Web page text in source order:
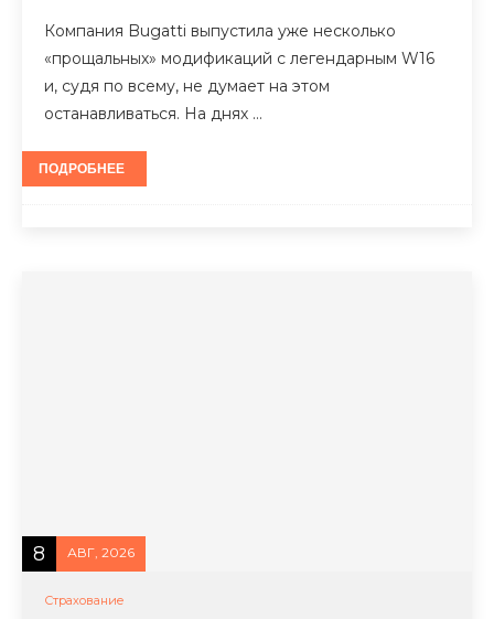
Компания Bugatti выпустила уже несколько
«прощальных» модификаций с легендарным W16
и, судя по всему, не думает на этом
останавливаться. На днях …
ПОДРОБНЕЕ
8 АВГ, 2026
Страхование